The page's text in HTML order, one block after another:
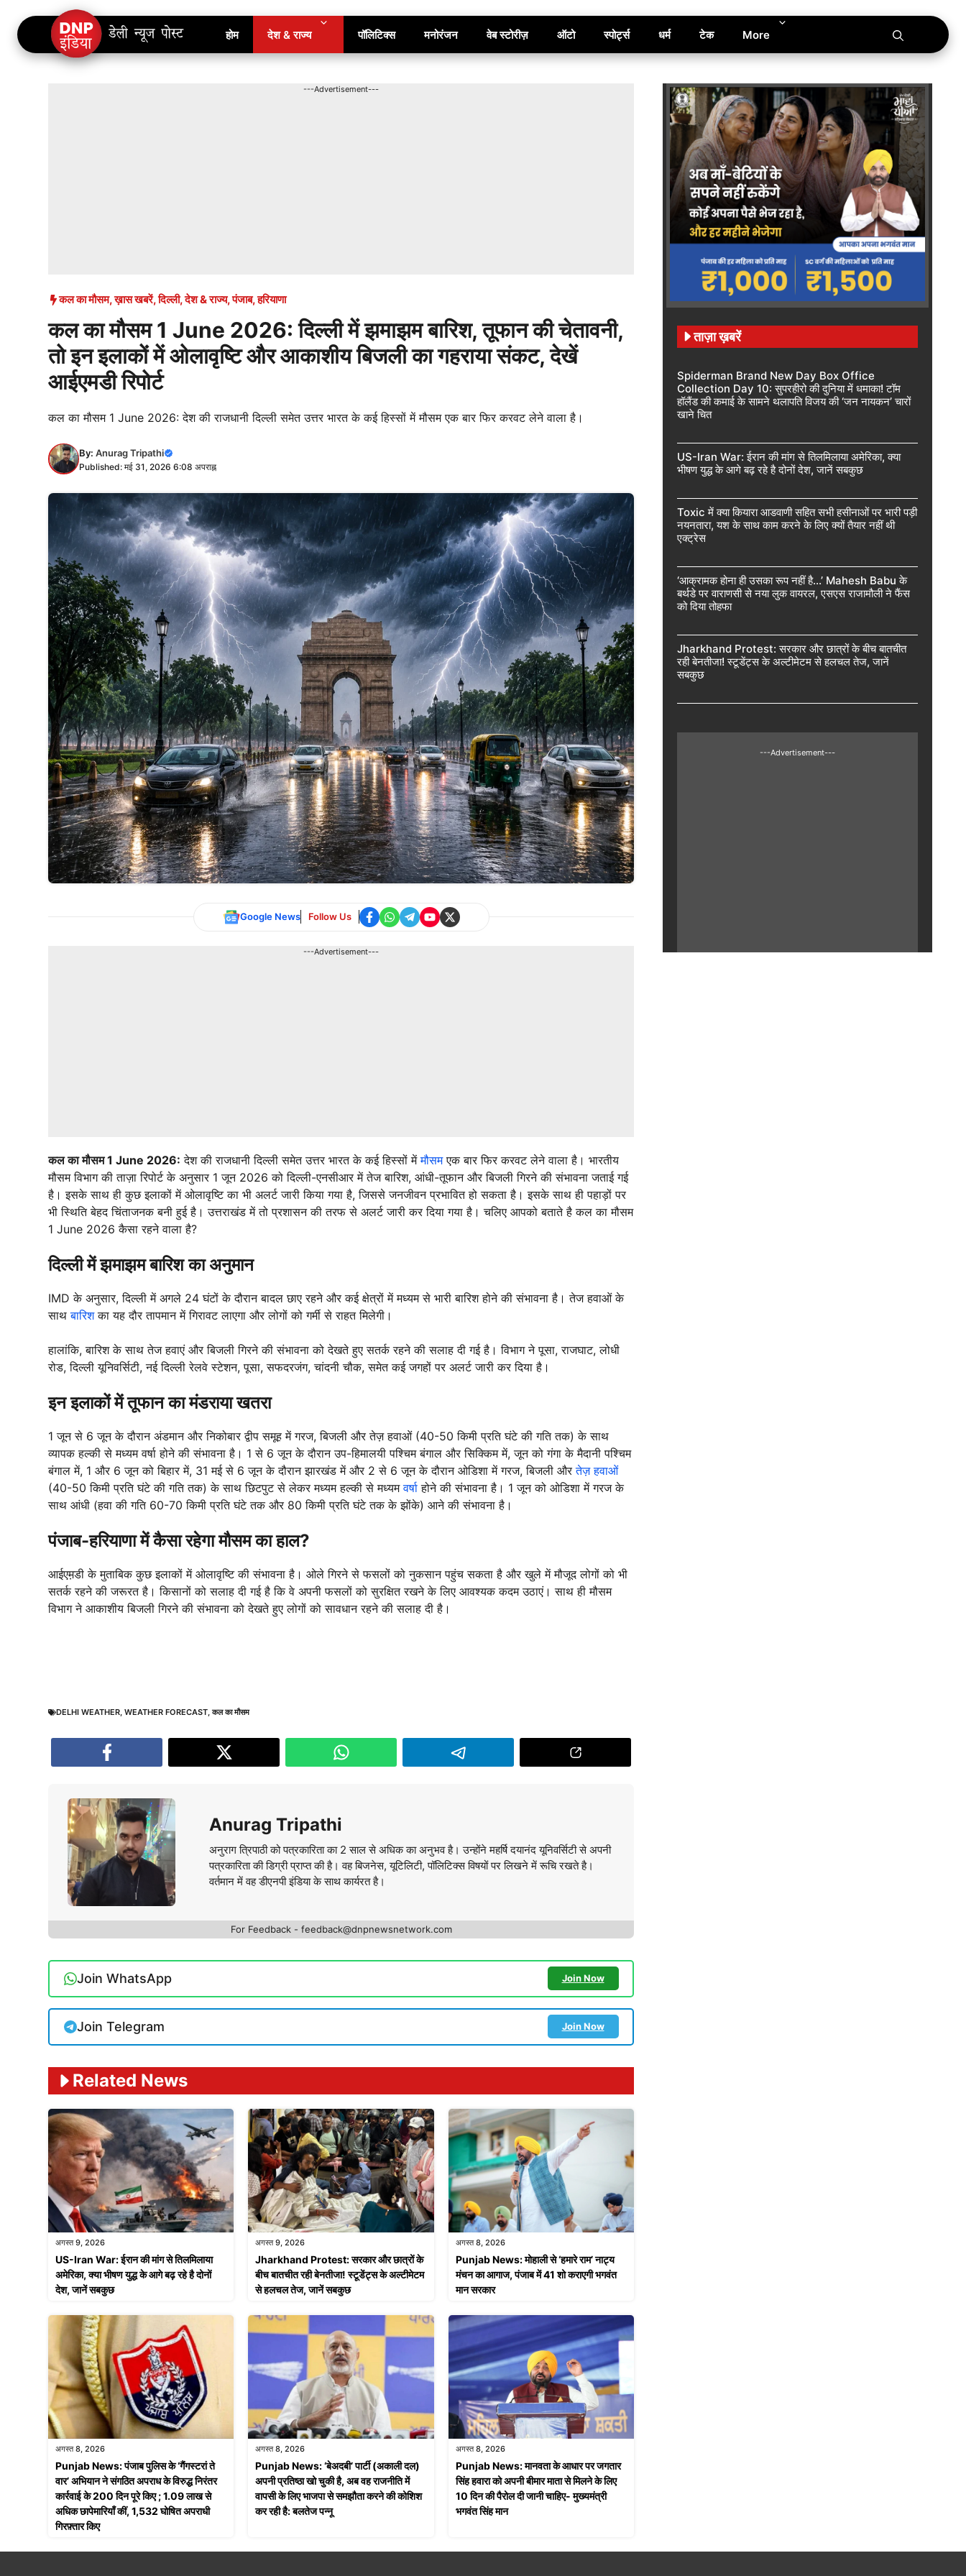
Skip
content
होम देश & राज्य पॉलिटिक्स मनोरंजन वेब स्टोरीज़ ऑटो स्पोर्ट्स धर्म टेक More
---Advertisement---
कल का मौसम,ख़ास खबरें,दिल्ली,देश & राज्य,पंजाब,हरियाणा
कल का मौसम 1 June 2026: दिल्ली में झमाझम बारिश, तूफान की चेतावनी,
तो इन इलाकों में ओलावृष्टि और आकाशीय बिजली का गहराया संकट, देखें
आईएमडी रिपोर्ट
कल का मौसम 1 June 2026: देश की राजधानी दिल्ली समेत उत्तर भारत के कई हिस्सों में मौसम एक बार फिर करवट लेने वाला है।
By: Anurag Tripathi
Published: मई 31, 2026 6:08 अपराह्न
Google News Follow Us
---Advertisement---
कल का मौसम 1 June 2026: देश की राजधानी दिल्ली समेत उत्तर भारत के कई हिस्सों मेंमौसमएक बार फिर करवट लेने वाला है। भारतीय
मौसम विभाग की ताज़ा रिपोर्ट के अनुसार 1 जून 2026 को दिल्ली-एनसीआर में तेज बारिश, आंधी-तूफान और बिजली गिरने की संभावना जताई गई
है। इसके साथ ही कुछ इलाकों में ओलावृष्टि का भी अलर्ट जारी किया गया है, जिससे जनजीवन प्रभावित हो सकता है। इसके साथ ही पहाड़ों पर
भी स्थिति बेहद चिंताजनक बनी हुई है। उत्तराखंड में तो प्रशासन की तरफ से अलर्ट जारी कर दिया गया है। चलिए आपको बताते है कल का मौसम
1 June 2026 कैसा रहने वाला है?
दिल्ली में झमाझम बारिश का अनुमान
IMD के अनुसार, दिल्ली में अगले 24 घंटों के दौरान बादल छाए रहने और कई क्षेत्रों में मध्यम से भारी बारिश होने की संभावना है। तेज हवाओं के
साथबारिशका यह दौर तापमान में गिरावट लाएगा और लोगों को गर्मी से राहत मिलेगी।
हालांकि, बारिश के साथ तेज हवाएं और बिजली गिरने की संभावना को देखते हुए सतर्क रहने की सलाह दी गई है। विभाग ने पूसा, राजघाट, लोधी
रोड, दिल्ली यूनिवर्सिटी, नई दिल्ली रेलवे स्टेशन, पूसा, सफदरजंग, चांदनी चौक, समेत कई जगहों पर अलर्ट जारी कर दिया है।
इन इलाकों में तूफान का मंडराया खतरा
1 जून से 6 जून के दौरान अंडमान और निकोबार द्वीप समूह में गरज, बिजली और तेज़ हवाओं (40-50 किमी प्रति घंटे की गति तक) के साथ
व्यापक हल्की से मध्यम वर्षा होने की संभावना है। 1 से 6 जून के दौरान उप-हिमालयी पश्चिम बंगाल और सिक्किम में, जून को गंगा के मैदानी पश्चिम
बंगाल में, 1 और 6 जून को बिहार में, 31 मई से 6 जून के दौरान झारखंड में और 2 से 6 जून के दौरान ओडिशा में गरज, बिजली औरतेज़ हवाओं
(40-50 किमी प्रति घंटे की गति तक) के साथ छिटपुट से लेकर मध्यम हल्की से मध्यमवर्षा होने की संभावना है। 1 जून को ओडिशा में गरज के
साथ आंधी (हवा की गति 60-70 किमी प्रति घंटे तक और 80 किमी प्रति घंटे तक के झोंके) आने की संभावना है।
पंजाब-हरियाणा में कैसा रहेगा मौसम का हाल?
आईएम़डी के मुताबिक कुछ इलाकों में ओलावृष्टि की संभावना है। ओले गिरने से फसलों को नुकसान पहुंच सकता है और खुले में मौजूद लोगों को भी
सतर्क रहने की जरूरत है। किसानों को सलाह दी गई है कि वे अपनी फसलों को सुरक्षित रखने के लिए आवश्यक कदम उठाएं। साथ ही मौसम
विभाग ने आकाशीय बिजली गिरने की संभावना को देखते हुए लोगों को सावधान रहने की सलाह दी है।
DELHI WEATHER, WEATHER FORECAST,कल का मौसम
Anurag Tripathi
अनुराग त्रिपाठी को पत्रकारिता का 2 साल से अधिक का अनुभव है। उन्होंने महर्षि दयानंद यूनिवर्सिटी से अपनी
पत्रकारिता की डिग्री प्राप्त की है। वह बिजनेस, यूटिलिटी, पॉलिटिक्स विषयों पर लिखने में रूचि रखते है।
वर्तमान में वह डीएनपी इंडिया के साथ कार्यरत है।
For Feedback - feedback@dnpnewsnetwork.com
Join WhatsApp Join Now
Join Telegram Join Now
Related News
अगस्त 9, 2026
US-Iran War: ईरान की मांग से तिलमिलाया
अमेरिका, क्या भीषण युद्ध के आगे बढ़ रहे है दोनों
देश, जानें सबकुछ
अगस्त 9, 2026
Jharkhand Protest: सरकार और छात्रों के
बीच बातचीत रही बेनतीजा! स्टूडेंट्स के अल्टीमेटम
से हलचल तेज, जानें सबकुछ
अगस्त 8, 2026
Punjab News: मोहाली से ‘हमारे राम’ नाट्य
मंचन का आगाज, पंजाब में 41 शो कराएगी भगवंत
मान सरकार
अगस्त 8, 2026
Punjab News: पंजाब पुलिस के ‘गैंगस्टरां ते
वार’ अभियान ने संगठित अपराध के विरुद्ध निरंतर
कार्रवाई के 200 दिन पूरे किए ; 1.09 लाख से
अधिक छापेमारियाँ कीं, 1,532 घोषित अपराधी
गिरफ़्तार किए
अगस्त 8, 2026
Punjab News: ‘बेअदबी’ पार्टी (अकाली दल)
अपनी प्रतिष्ठा खो चुकी है, अब वह राजनीति में
वापसी के लिए भाजपा से समझौता करने की कोशिश
कर रही है: बलतेज पन्नू
अगस्त 8, 2026
Punjab News: मानवता के आधार पर जगतार
सिंह हवारा को अपनी बीमार माता से मिलने के लिए
10 दिन की पैरोल दी जानी चाहिए- मुख्यमंत्री
भगवंत सिंह मान
ताज़ा ख़बरें
Spiderman Brand New Day Box Office
Collection Day 10: सुपरहीरो की दुनिया में धमाका! टॉम
हॉलैंड की कमाई के सामने थलापति विजय की ‘जन नायकन’ चारों
खाने चित
US-Iran War: ईरान की मांग से तिलमिलाया अमेरिका, क्या
भीषण युद्ध के आगे बढ़ रहे है दोनों देश, जानें सबकुछ
Toxic में क्या कियारा आडवाणी सहित सभी हसीनाओं पर भारी पड़ी
नयनतारा, यश के साथ काम करने के लिए क्यों तैयार नहीं थी
एक्ट्रेस
‘आक्रामक होना ही उसका रूप नहीं है…’ Mahesh Babu के
बर्थडे पर वाराणसी से नया लुक वायरल, एसएस राजामौली ने फैंस
को दिया तोहफा
Jharkhand Protest: सरकार और छात्रों के बीच बातचीत
रही बेनतीजा! स्टूडेंट्स के अल्टीमेटम से हलचल तेज, जानें
सबकुछ
---Advertisement---